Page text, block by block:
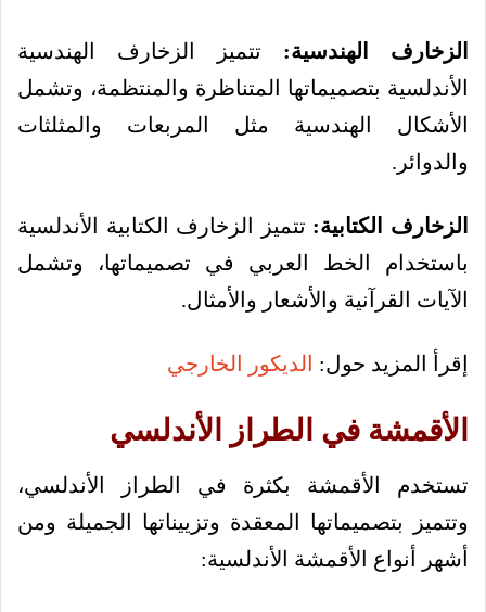
الزخارف الهندسية: تتميز الزخارف الهندسية
الأندلسية بتصميماتها المتناظرة والمنتظمة، وتشمل
الأشكال الهندسية مثل المربعات والمثلثات
والدوائر.
الزخارف الكتابية: تتميز الزخارف الكتابية الأندلسية
باستخدام الخط العربي في تصميماتها، وتشمل
الآيات القرآنية والأشعار والأمثال.
إقرأ المزيد حول: الديكور الخارجي
الأقمشة في الطراز الأندلسي
تستخدم الأقمشة بكثرة في الطراز الأندلسي،
وتتميز بتصميماتها المعقدة وتزييناتها الجميلة ومن
أشهر أنواع الأقمشة الأندلسية: